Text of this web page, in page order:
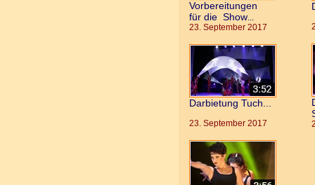
Vorbereitungen
für die Show...
23. September 2017
Darbietung Tuch...
23. September 2017